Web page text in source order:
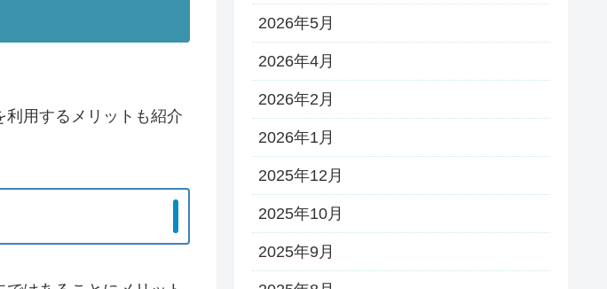
用するメリットも紹介
2026年5月
2026年4月
2026年2月
2026年1月
2025年12月
2025年10月
2025年9月